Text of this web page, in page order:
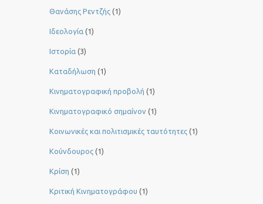
Θανάσης Ρεντζής (1)
Ιδεολογία (1)
Ιστορία (3)
Καταδήλωση (1)
Κινηματογραφική προβολή (1)
Κινηματογραφικό σημαίνον (1)
Κοινωνικές και πολιτισμικές ταυτότητες (1)
Κούνδουρος (1)
Κρίση (1)
Κριτική Κινηματογράφου (1)